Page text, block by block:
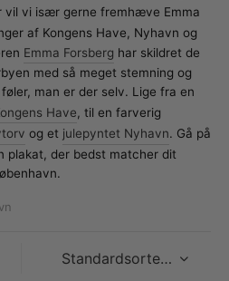
vil vi især gerne fremhæve Emma
af Kongens Have, Nyhavn og
Emma Forsberg har skildret de
med så meget stemning og
man er der selv. Lige fra en
Have, til en farverig
og et julepyntet Nyhavn. Gå på
plakat, der bedst matcher dit